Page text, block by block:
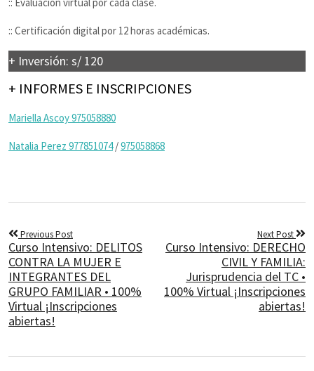
:: Certificación digital por 12 horas académicas.
+ Inversión: s/ 120
+ INFORMES E INSCRIPCIONES
Mariella Ascoy 975058880
Natalia Perez 977851074/975058868
Previous Post
Curso Intensivo: DELITOS
CONTRA LA MUJER E
INTEGRANTES DEL
GRUPO FAMILIAR • 100%
Virtual ¡Inscripciones
abiertas!
Next Post
Curso Intensivo: DERECHO
CIVIL Y FAMILIA:
Jurisprudencia del TC •
100% Virtual ¡Inscripciones
abiertas!